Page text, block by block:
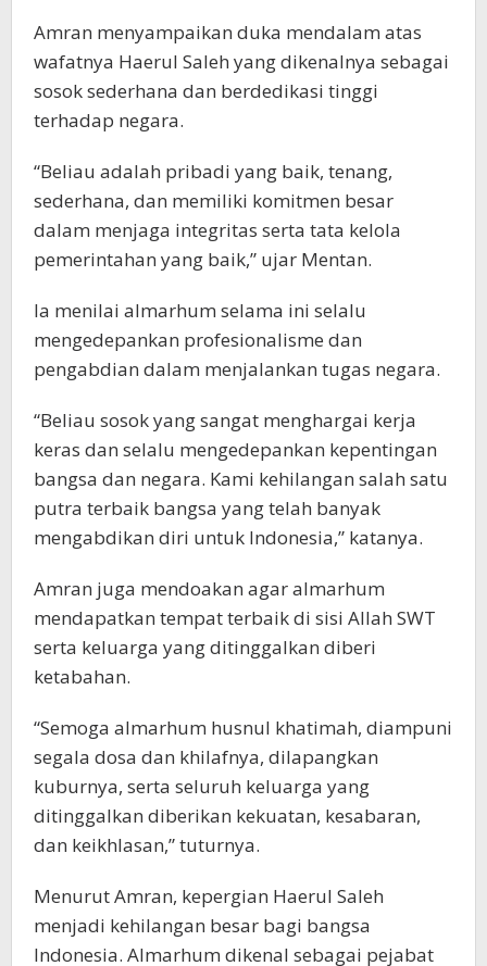
Amran menyampaikan duka mendalam atas
wafatnya Haerul Saleh yang dikenalnya sebagai
sosok sederhana dan berdedikasi tinggi
terhadap negara.
“Beliau adalah pribadi yang baik, tenang,
sederhana, dan memiliki komitmen besar
dalam menjaga integritas serta tata kelola
pemerintahan yang baik,” ujar Mentan.
Ia menilai almarhum selama ini selalu
mengedepankan profesionalisme dan
pengabdian dalam menjalankan tugas negara.
“Beliau sosok yang sangat menghargai kerja
keras dan selalu mengedepankan kepentingan
bangsa dan negara. Kami kehilangan salah satu
putra terbaik bangsa yang telah banyak
mengabdikan diri untuk Indonesia,” katanya.
Amran juga mendoakan agar almarhum
mendapatkan tempat terbaik di sisi Allah SWT
serta keluarga yang ditinggalkan diberi
ketabahan.
“Semoga almarhum husnul khatimah, diampuni
segala dosa dan khilafnya, dilapangkan
kuburnya, serta seluruh keluarga yang
ditinggalkan diberikan kekuatan, kesabaran,
dan keikhlasan,” tuturnya.
Menurut Amran, kepergian Haerul Saleh
menjadi kehilangan besar bagi bangsa
Indonesia. Almarhum dikenal sebagai pejabat